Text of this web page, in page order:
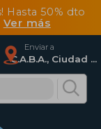
Hasta 50% dto
Ver más
Enviar a
C.A.B.A., Ciudad Autónoma De Buenos Aires